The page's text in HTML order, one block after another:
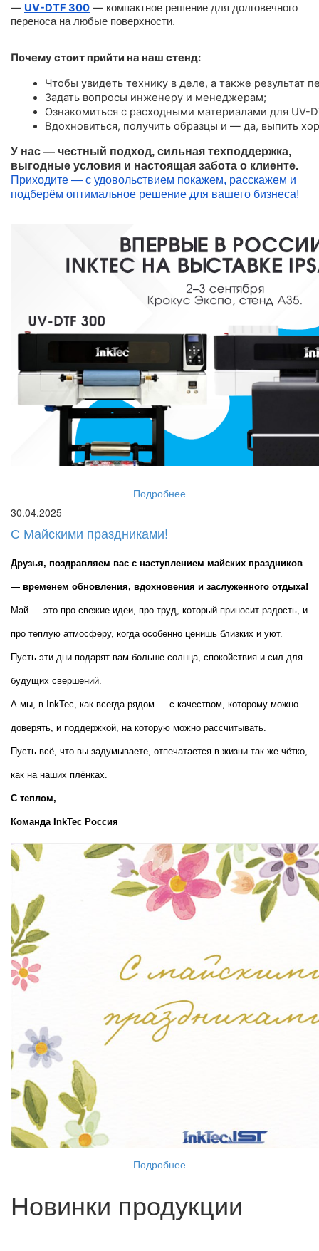
— UV-DTF 300 — компактное решение для долговечного
переноса на любые поверхности.
Почему стоит прийти на наш стенд:
Чтобы увидеть технику в деле, а также результат
Задать вопросы инженеру и менеджерам;
Ознакомиться с расходными материалами для UV-
Вдохновиться, получить образцы и — да, выпить
У нас — честный подход, сильная техподдержка,
выгодные условия и настоящая забота о клиенте.
Приходите — с удовольствием покажем, расскажем и
подберём оптимальное решение для вашего бизнеса!
Подробнее
30.04.2025
С Майскими праздниками!
Друзья, поздравляем вас с наступлением майских праздников
— временем обновления, вдохновения и заслуженного отдыха!
Май — это про свежие идеи, про труд, который приносит радость, и
про теплую атмосферу, когда особенно ценишь близких и уют.
Пусть эти дни подарят вам больше солнца, спокойствия и сил для
будущих свершений.
А мы, в InkTec, как всегда рядом — с качеством, которому можно
доверять, и поддержкой, на которую можно рассчитывать.
Пусть всё, что вы задумываете, отпечатается в жизни так же чётко,
как на наших плёнках.
С теплом,
Команда InkTec Россия
Подробнее
Новинки продукции